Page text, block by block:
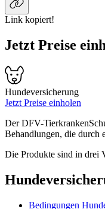
Link kopiert!
Jetzt Preise
Hundeversicherung
Jetzt Preise einholen
Der DFV-
Behandlungen, die durch
Die Produkte sind in drei
Bedingungen